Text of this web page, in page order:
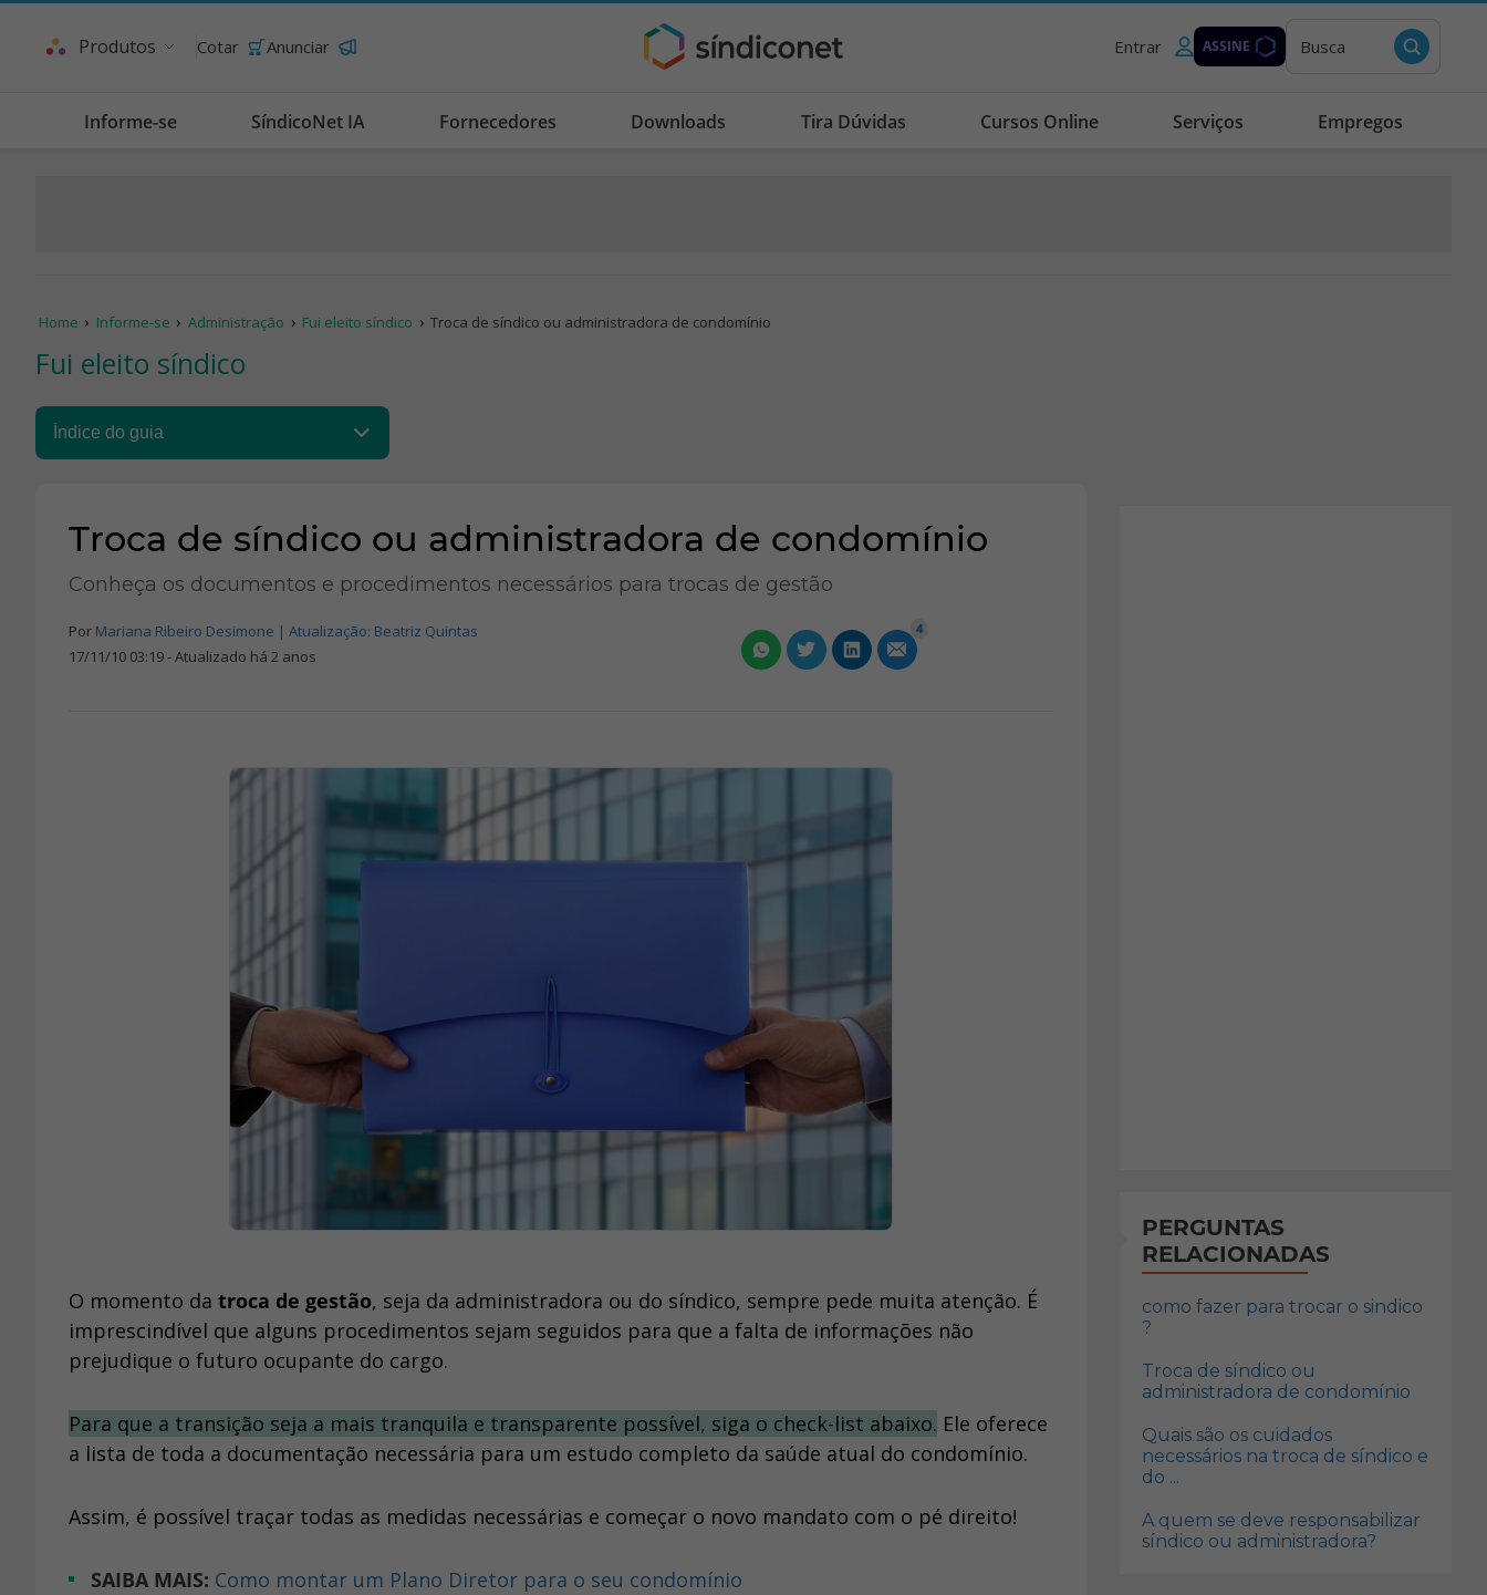
Produtos Cotar Anunciar Entrar ASSINE Busca
Informe-se SíndicoNet IA Fornecedores Downloads Tira Dúvidas Cursos Online Serviços Empregos
Home Informe-se Administração Fui eleito síndico Troca de síndico ou administradora de condomínio
Fui eleito síndico
Troca de síndico ou administradora de condomínio
Conheça os documentos e procedimentos necessários para trocas de gestão
Por Mariana Ribeiro Desimone | Atualização: Beatriz Quintas
17/11/10 03:19 - Atualizado há 2 anos
4
O momento da troca de gestão, seja da administradora ou do síndico, sempre pede muita atenção. É
imprescindível que alguns procedimentos sejam seguidos para que a falta de informações não
prejudique o futuro ocupante do cargo.
Para que a transição seja a mais tranquila e transparente possível, siga o check-list abaixo. Ele oferece
a lista de toda a documentação necessária para um estudo completo da saúde atual do condomínio.
Assim, é possível traçar todas as medidas necessárias e começar o novo mandato com o pé direito!
SAIBA MAIS: Como montar um Plano Diretor para o seu condomínio
PERGUNTAS
RELACIONADAS
como fazer para trocar o sindico
?
Troca de síndico ou
administradora de condomínio
Quais são os cuidados
necessários na troca de síndico e
do ...
A quem se deve responsabilizar
síndico ou administradora?